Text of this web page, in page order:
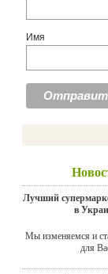
Имя
Лучший
в
Мы изменяемся и
для